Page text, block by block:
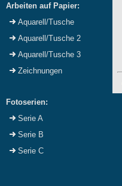
Arbeiten auf Papier:
Aquarell/Tusche
Aquarell/Tusche 2
Aquarell/Tusche 3
Zeichnungen
Fotoserien:
Serie A
Serie B
Serie C